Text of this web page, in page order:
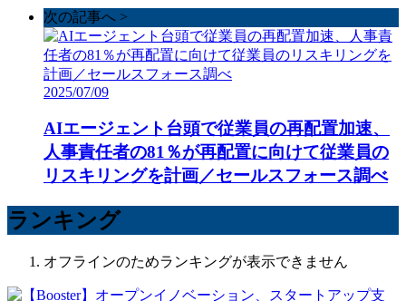
次の記事へ >
2025/07/09
AIエージェント台頭で従業員の再配置加速、
人事責任者の81％が再配置に向けて従業員の
リスキリングを計画／セールスフォース調べ
ランキング
オフラインのためランキングが表示できません